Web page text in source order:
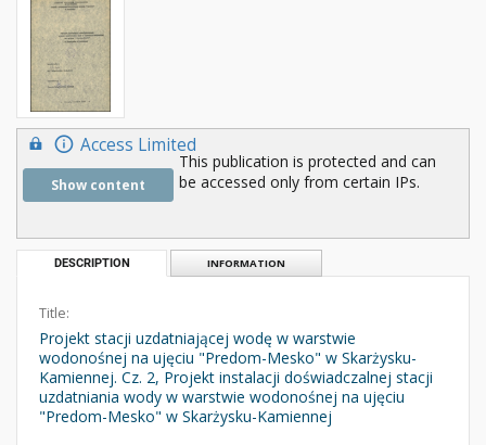
Access Limited
Show content
This publication is protected and can
be accessed only from certain IPs.
DESCRIPTION INFORMATION
Title:
Projekt stacji uzdatniającej wodę w warstwie
wodonośnej na ujęciu "Predom-Mesko" w Skarżysku-
Kamiennej. Cz. 2, Projekt instalacji doświadczalnej stacji
uzdatniania wody w warstwie wodonośnej na ujęciu
"Predom-Mesko" w Skarżysku-Kamiennej